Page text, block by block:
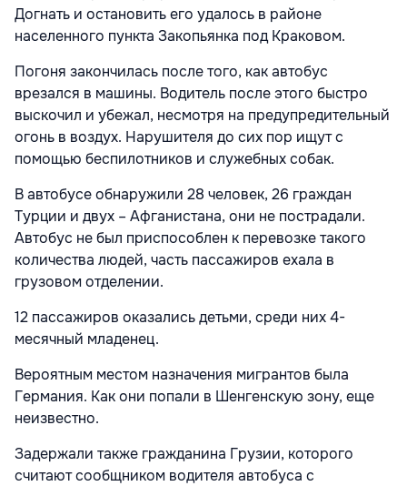
Догнать и остановить его удалось в районе
населенного пункта Закопьянка под Краковом.
Погоня закончилась после того, как автобус
врезался в машины. Водитель после этого быстро
выскочил и убежал, несмотря на предупредительный
огонь в воздух. Нарушителя до сих пор ищут с
помощью беспилотников и служебных собак.
В автобусе обнаружили 28 человек, 26 граждан
Турции и двух – Афганистана, они не пострадали.
Автобус не был приспособлен к перевозке такого
количества людей, часть пассажиров ехала в
грузовом отделении.
12 пассажиров оказались детьми, среди них 4-
месячный младенец.
Вероятным местом назначения мигрантов была
Германия. Как они попали в Шенгенскую зону, еще
неизвестно.
Задержали также гражданина Грузии, которого
считают сообщником водителя автобуса с